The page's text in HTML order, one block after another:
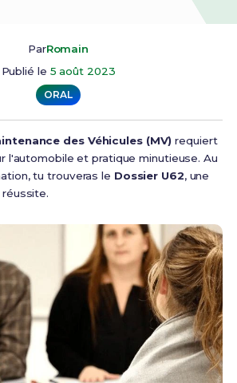
ParRomain
Publié le 5 août 2023
ORAL
des Véhicules (MV) requiert
l'automobile et pratique minutieuse. Au
tu trouveras le Dossier U62, une